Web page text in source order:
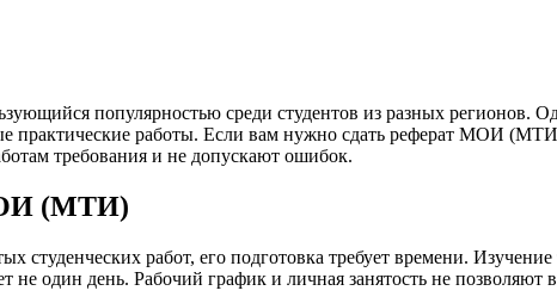
популярностью среди студентов из разных
практические работы. Если вам нужно сдать реферат МОИ
требования и не допускают ошибок.
(МТИ)
студенческих работ, его подготовка требует времени.
один день. Рабочий график и личная занятость не позволяют